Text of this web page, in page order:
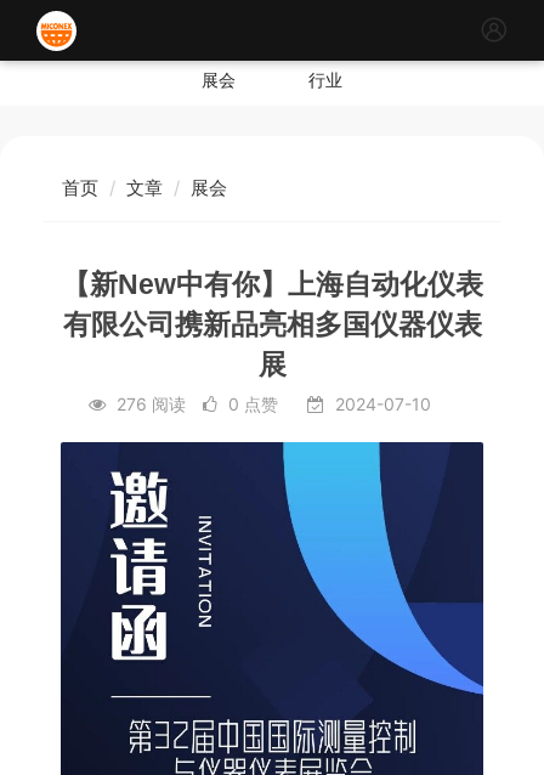
展会 行业
首页 文章 展会
【新New中有你】上海自动化仪表
有限公司携新品亮相多国仪器仪表
展
276 阅读 0 点赞 2024-07-10